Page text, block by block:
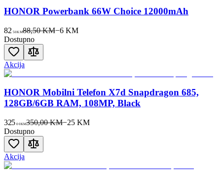
HONOR Powerbank 66W Choice 12000mAh
82 50KM88,50 KM−6KM
Dostupno
Akcija
HONOR Mobilni Telefon X7d Snapdragon 685,
128GB/6GB RAM, 108MP, Black
325 00KM350,00 KM−25 KM
Dostupno
Akcija